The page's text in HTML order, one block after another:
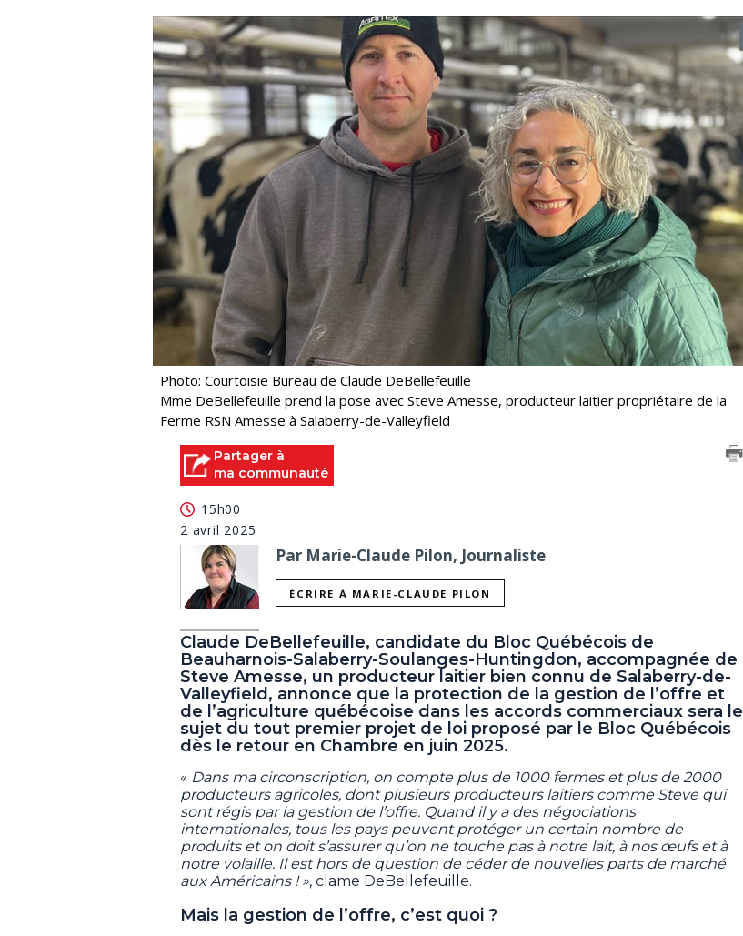
Photo: Courtoisie Bureau de Claude DeBellefeuille
Mme DeBellefeuille prend la pose avec Steve Amesse, producteur laitier propriétaire de la
Ferme RSN Amesse à Salaberry-de-Valleyfield
Partager à
ma communauté
15h00
2 avril 2025
Par Marie-Claude Pilon, Journaliste
ÉCRIRE À MARIE-CLAUDE PILON
Claude DeBellefeuille, candidate du Bloc Québécois de
Beauharnois-Salaberry-Soulanges-Huntingdon, accompagnée de
Steve Amesse, un producteur laitier bien connu de Salaberry-de-
Valleyfield, annonce que la protection de la gestion de l’offre et
de l’agriculture québécoise dans les accords commerciaux sera le
sujet du tout premier projet de loi proposé par le Bloc Québécois
dès le retour en Chambre en juin 2025.
« Dans ma circonscription, on compte plus de 1000 fermes et plus de 2000
producteurs agricoles, dont plusieurs producteurs laitiers comme Steve qui
sont régis par la gestion de l’offre. Quand il y a des négociations
internationales, tous les pays peuvent protéger un certain nombre de
produits et on doit s’assurer qu’on ne touche pas à notre lait, à nos œufs et à
notre volaille. Il est hors de question de céder de nouvelles parts de marché
aux Américains ! », clame DeBellefeuille.
Mais la gestion de l’offre, c’est quoi ?